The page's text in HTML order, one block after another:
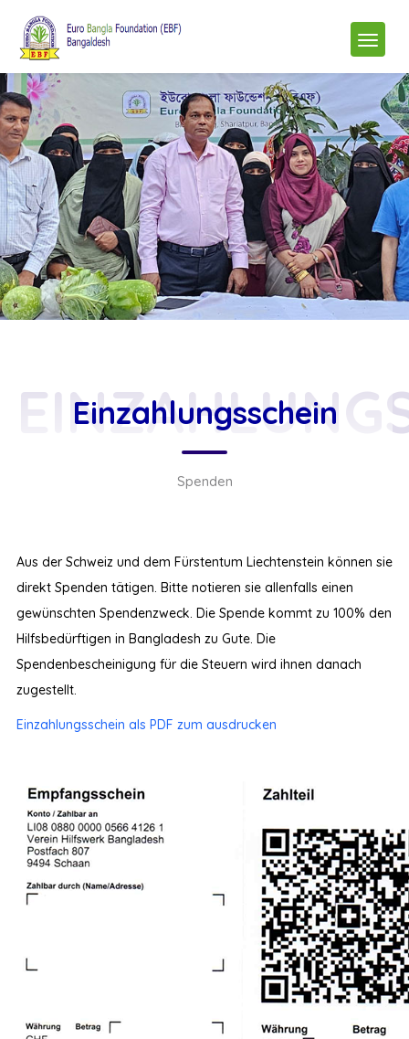
Einzahlungsschein
Spenden
Aus der Schweiz und dem Fürstentum Liechtenstein können sie
direkt Spenden tätigen. Bitte notieren sie allenfalls einen
gewünschten Spendenzweck. Die Spende kommt zu 100% den
Hilfsbedürftigen in Bangladesh zu Gute. Die
Spendenbescheinigung für die Steuern wird ihnen danach
zugestellt.
Einzahlungsschein als PDF zum ausdrucken